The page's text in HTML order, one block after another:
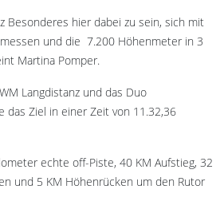
Besonderes hier dabei zu sein, sich mit
und die 7.200 Höhenmeter in 3
Martina Pomper.
Langdistanz und das Duo
das Ziel in einer Zeit von 11.32,36
echte off-Piste, 40 KM Aufstieg, 32
und 5 KM Höhenrücken um den Rutor